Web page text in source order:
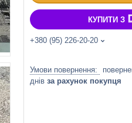
КУПИТИ З
+380 (95) 226-20-20
днів за рахунок покупця